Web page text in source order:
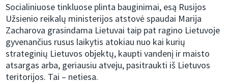
Socialiniuose tinkluose plinta bauginimai, esą Rusijos
Užsienio reikalų ministerijos atstovė spaudai Marija
Zacharova grasindama Lietuvai taip pat ragino Lietuvoje
gyvenančius rusus laikytis atokiau nuo kai kurių
strateginių Lietuvos objektų, kaupti vandenį ir maisto
atsargas arba, geriausiu atveju, pasitraukti iš Lietuvos
teritorijos. Tai – netiesa.